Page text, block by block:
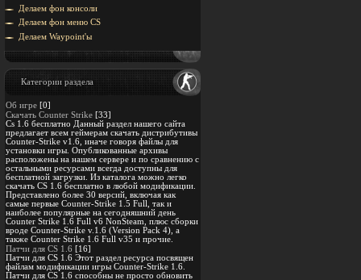
Делаем фон консоли
Делаем фон меню CS
Делаем Waypoint'ы
Категории раздела
Об игре [0]
Скачать Counter Strike [33]
Cs 1.6 бесплатно Данный раздел нашего сайта
предлагает всем геймерам скачать дистрибутивы
Counter-Strike v1.6, иначе говоря файлы для
установки игры. Опубликованные архивы
расположены на нашем сервере и по сравнению с
остальными ресурсами всегда доступны для
бесплатной загрузки. Из каталога можно легко
скачать CS 1.6 бесплатно в любой модификации.
Представлено более 30 версий, включая как
самые первые Counter-Strike 1.5 Full, так и
наиболее популярные на сегодняшний день
Counter Strike 1.6 Full v6 NonSteam, плюс сборки
вроде Counter-Strike v.1.6 (Version Pack 4), а
также Counter Strike 1.6 Full v35 и прочие.
Патчи для CS 1.6 [16]
Патчи для CS 1.6 Этот раздел ресурса посвящен
файлам модификации игры Counter-Strike 1.6.
Патчи для CS 1.6 способны не просто обновить